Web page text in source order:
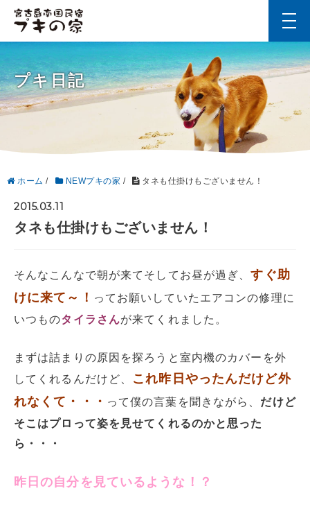
プキ日記
ホーム / NEWプキの家 / タネも仕掛けもございません！
2015.03.11
タネも仕掛けもございません！
そんなこんなで朝が来てそしてお昼が過ぎ、すぐ助
けに来て～！ ってお願いしていたエアコンの修理に
いつものタイラさんが来てくれました。
まずは詰まりの原因を探ろうと室内機のカバーを外
してくれるんだけど、
これ昨日やったんだけど外
れなくて・・・ って僕の言葉を聞きながら、 だけど
そこはプロって姿を見せてくれるのかと思った
ら・・・
昨日の自分を見ているような！？
t
o
g
g
l
v
a